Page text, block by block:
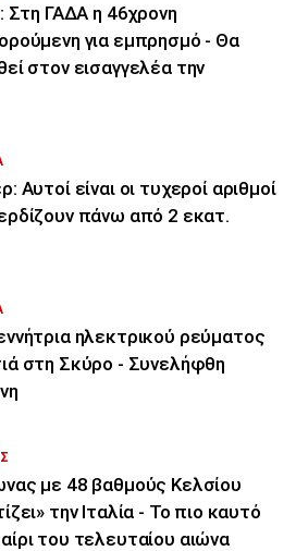
Στη ΓΑΔΑ η 46χρονη
για εμπρησμό - Θα
στον εισαγγελέα την
Αυτοί είναι οι τυχεροί αριθμοί
πάνω από 2 εκατ.
ηλεκτρικού ρεύματος
στη Σκύρο - Συνελήφθη
με 48 βαθμούς Κελσίου
την Ιταλία - Το πιο καυτό
του τελευταίου αιώνα